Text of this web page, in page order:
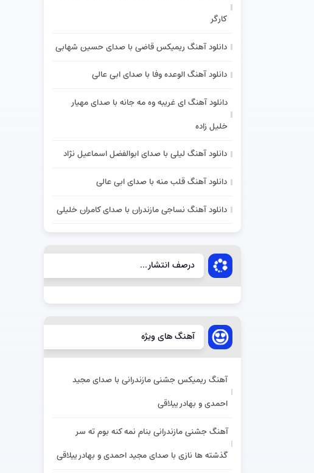
کارگر
دانلود آهنگ ریمیکس قاضی با صدای حسین شهابی
دانلود آهنگ الوعده وفا با صدای ابی عالی
دانلود آهنگ ای غریبه وه مه جانه با صدای مهیار
خلیل زاده
دانلود آهنگ لیلی با صدای ابوالفضل اسماعیل نژاد
دانلود آهنگ قلب منه با صدای ابی عالی
دانلود آهنگ نساجی مازندران با صدای کامران خلیلی
درصف انتشار...
آهنگ های ویژه
آهنگ ریمیکس جشنی مازندرانی با صدای مجید
احمدی و بهادر ییلاقی
آهنگ جشنی مازندرانی بنام نمه کنه بوم ته سر
گذشته ها نازی با صدای مجید احمدی و بهادر ییلاقی